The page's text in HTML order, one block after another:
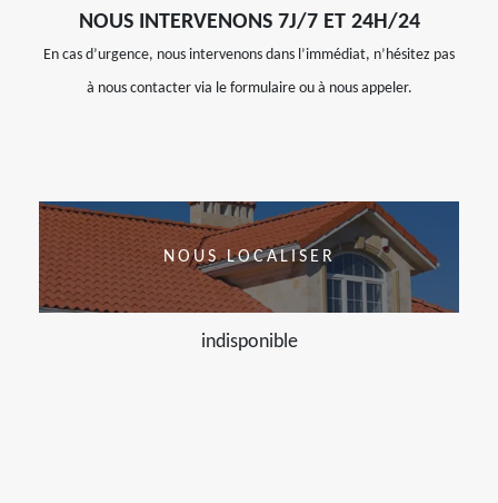
NOUS INTERVENONS 7J/7 ET 24H/24
En cas d’urgence, nous intervenons dans l’immédiat, n’hésitez pas
à nous contacter via le formulaire ou à nous appeler.
NOUS LOCALISER
indisponible